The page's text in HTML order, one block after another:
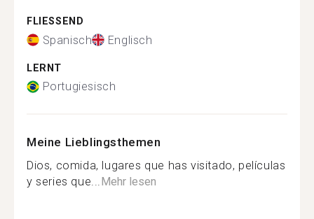
FLIESSEND
Spanisch Englisch
LERNT
Portugiesisch
Meine Lieblingsthemen
Dios, comida, lugares que has visitado, películas
y series que...Mehr lesen